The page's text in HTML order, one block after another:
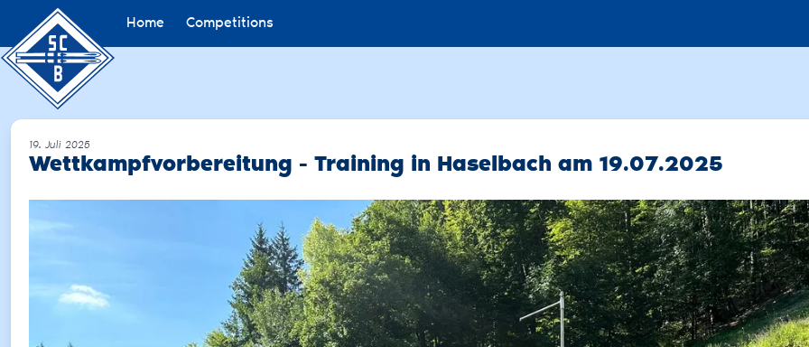
Home Competitions
19. Juli 2025
Wettkampfvorbereitung - Training in Haselbach am 19.07.2025